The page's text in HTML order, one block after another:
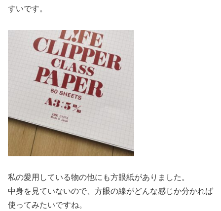
すいです。
私の愛用している物の他にも方眼紙がありました。
中身を見ていないので、方眼の線がどんな感じか分かれば
使ってみたいですね。